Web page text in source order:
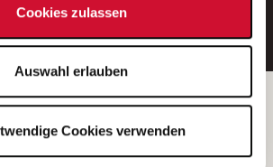
Cookies zulassen
Auswahl erlauben
Cookies verwenden
E-Mail-Adresse eintragen
GmbH